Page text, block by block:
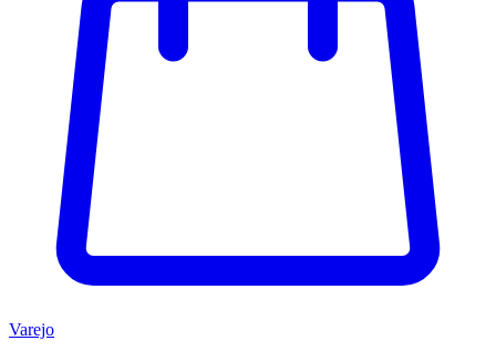
Varejo